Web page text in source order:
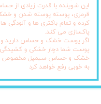
این شوینده با قدرت زیادی از
قرمزی، پوسته پوسته شدن و
کرده و تمام باکتری ها و
پاکسازی می کند.
اگر پوست خشک و حساس دارید و
پوست شما دچار خشکی و
خشک و حساس سیمپل مخصوص
به خوبی رفع خواهد کرد